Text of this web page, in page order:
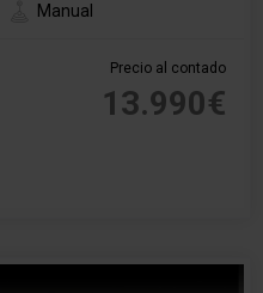
Manual
Precio al contado
13.990€